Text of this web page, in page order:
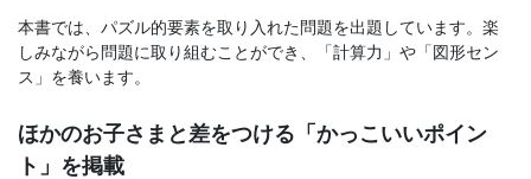
向
け
書
本書では、パズル的要素を取り入れた問題を出題しています。楽
しみながら問題に取り組むことができ、「計算力」や「図形セン
ス」を養います。
ほかのお子さまと差をつける「かっこいいポイン
ト」を掲載